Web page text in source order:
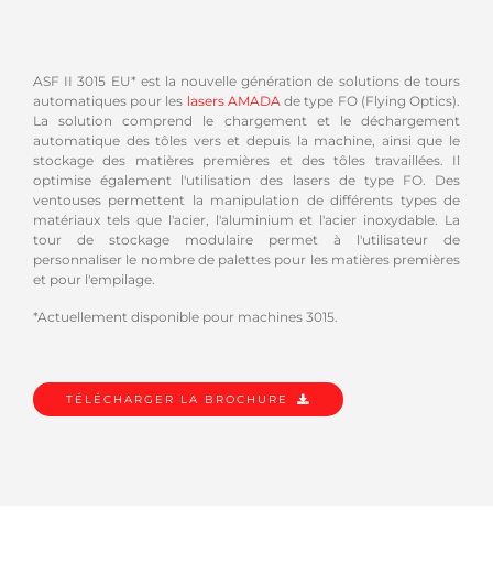
ASF II 3015 EU* est la nouvelle génération de solutions de tours
automatiques pour les lasers AMADAde type FO (Flying Optics).
La solution comprend le chargement et le déchargement
automatique des tôles vers et depuis la machine, ainsi que le
stockage des matières premières et des tôles travaillées. Il
optimise également l'utilisation des lasers de type FO. Des
ventouses permettent la manipulation de différents types de
matériaux tels que l'acier, l'aluminium et l'acier inoxydable. La
tour de stockage modulaire permet à l'utilisateur de
personnaliser le nombre de palettes pour les matières premières
et pour l'empilage.
*Actuellement disponible pour machines 3015.
TÉLÉCHARGER LA BROCHURE